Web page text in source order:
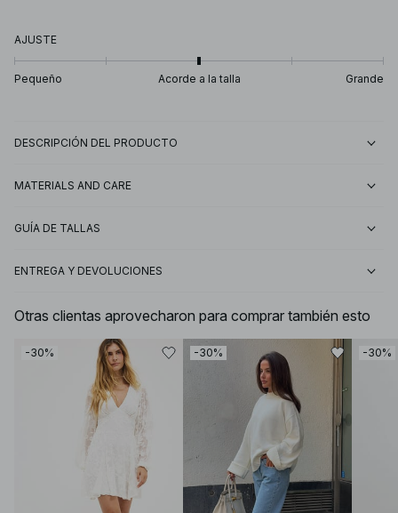
AJUSTE
Pequeño Acorde a la talla Grande
DESCRIPCIÓN DEL PRODUCTO
MATERIALS AND CARE
GUÍA DE TALLAS
ENTREGA Y DEVOLUCIONES
Otras clientas aprovecharon para comprar también esto
-30% -30% -30%